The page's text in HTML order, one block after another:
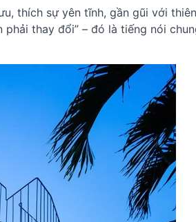
thích sự yên tĩnh, gần gũi với
thay đổi” – đó là tiếng nói